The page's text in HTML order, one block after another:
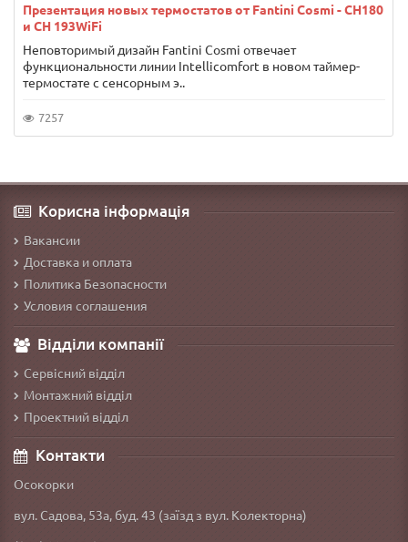
Презентация новых термостатов от Fantini Cosmi - CH180
и CH 193WiFi
Неповторимый дизайн Fantini Cosmi отвечает
функциональности линии Intellicomfort в новом таймер-
термостате с сенсорным э..
7257
Корисна інформація
Вакансии
Доставка и оплата
Политика Безопасности
Условия соглашения
Відділи компанії
Сервісний відділ
Монтажний відділ
Проектний відділ
Контакти
Осокорки
вул. Садова, 53а, буд. 43 (заїзд з вул. Колекторна)